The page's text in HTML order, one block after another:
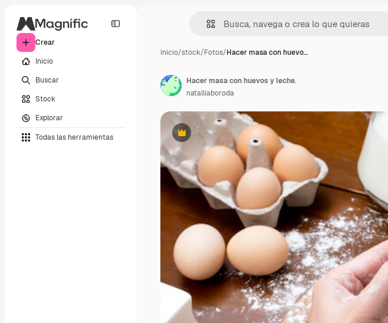
Crear
Inicio
Buscar
Stock
Explorar
Todas las herramientas
Inicio/stock/Fotos/Hacer masa con huevo…
Premium
Hacer masa con huevos y leche.
natalliaboroda